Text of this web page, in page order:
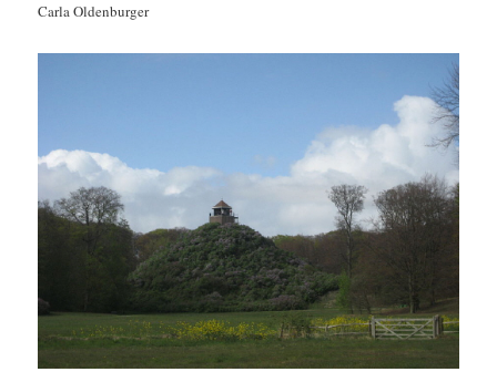
Carla Oldenburger